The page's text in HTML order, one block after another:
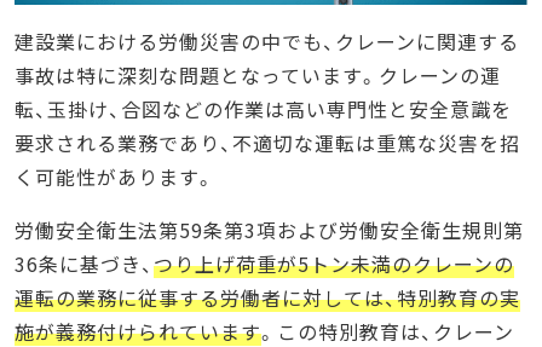
３．作業完了後の維持管理
４．教育・訓練の充実
建設業における労働災害の中でも、クレーンに関連する
事故は特に深刻な問題となっています。クレーンの運
転、玉掛け、合図などの作業は高い専門性と安全意識を
要求される業務であり、不適切な運転は重篤な災害を招
く可能性があります。
労働安全衛生法第59条第3項および労働安全衛生規則第
36条に基づき、 つり上げ荷重が5トン未満のクレーンの
運転の業務に従事する労働者に対しては、特別教育の実
施が義務付けられています。この特別教育は、クレーン